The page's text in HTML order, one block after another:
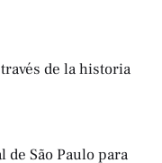
de la historia
de São Paulo para